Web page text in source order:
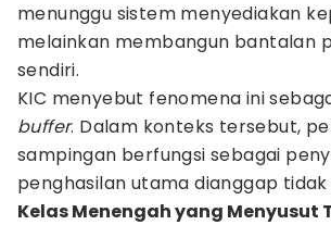
menunggu sistem menyediakan
melainkan membangun bantalan
sendiri.
KIC menyebut fenomena ini
buffer. Dalam konteks tersebut,
sampingan berfungsi sebagai
penghasilan utama dianggap
Kelas Menengah yang Menyusut